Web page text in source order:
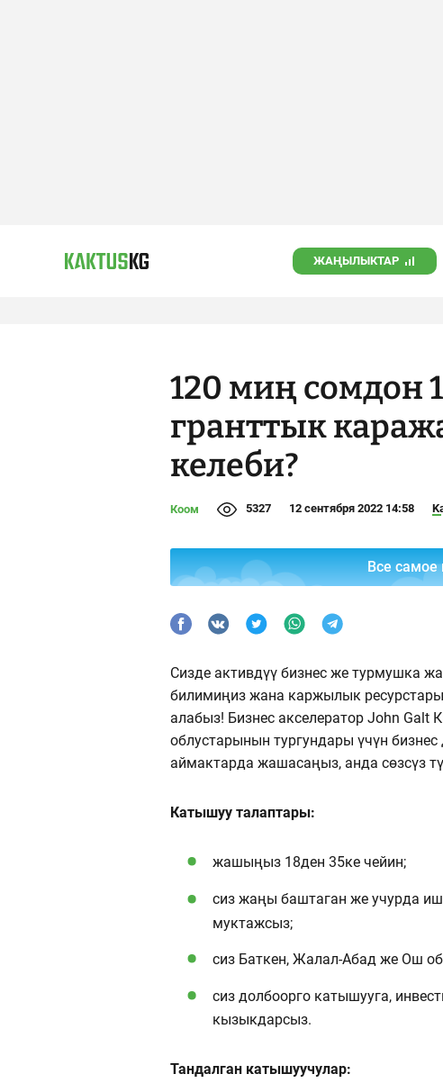
ЖАҢЫЛЫКТАР
120 миң сомдон
гранттык
келеби?
Коом 5327 12 сентября 2022 14:58
Все самое
Сизде активдүү бизнес же турмушка
билимиңиз жана каржылык
алабыз! Бизнес акселератор John
облустарынын тургундары үчүн
аймактарда жашасаңыз, анда сөзсүз
Катышуу талаптары:
жашыңыз 18ден 35ке чейин;
сиз жаңы баштаган же учурда
муктажсыз;
сиз Баткен, Жалал-Абад же Ош
сиз долбоорго катышууга,
кызыкдарсыз.
Тандалган катышуучулар: